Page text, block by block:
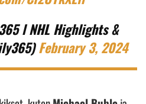
l NHL Highlights &
February 3, 2024